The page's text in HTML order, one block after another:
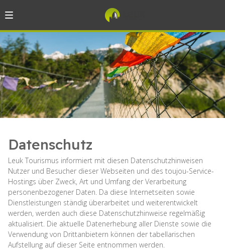
Datenschutz
Leuk Tourismus informiert mit diesen Datenschutzhinweisen
Nutzer und Besucher dieser Webseiten und des toujou-Service-
Hostings über Zweck, Art und Umfang der Verarbeitung
personenbezogener Daten. Da diese Internetseiten sowie
Dienstleistungen ständig überarbeitet und weiterentwickelt
werden, werden auch diese Datenschutzhinweise regelmäßig
aktualisiert. Die aktuelle Datenerhebung aller Dienste sowie die
Verwendung von Drittanbietern können der tabellarischen
Aufstellung auf dieser Seite entnommen werden.